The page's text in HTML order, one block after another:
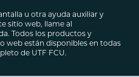
u otra ayuda auxiliar y
sitio web, llame al
Todos los productos y
web están disponibles en todas
de UTF FCU.